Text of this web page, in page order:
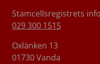
Stamcellsregistrets
029 300 1515
Oxlänken 13
01730 Vanda